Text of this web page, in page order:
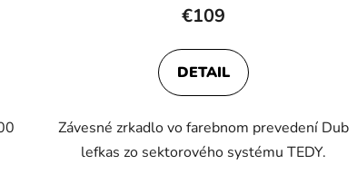
€109
DETAIL
Závesné zrkadlo vo farebnom prevedení Dub
lefkas zo sektorového systému TEDY.